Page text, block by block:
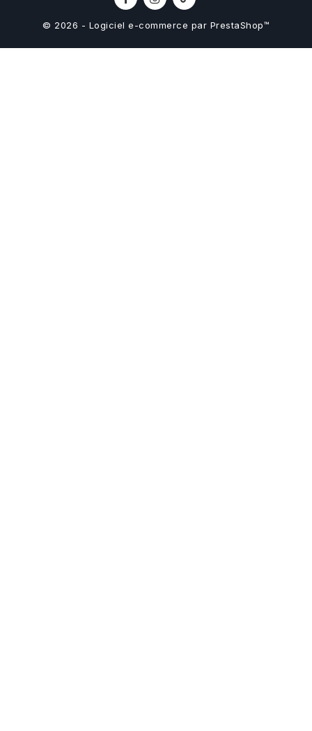
© 2026 - Logiciel e-commerce par PrestaShop™